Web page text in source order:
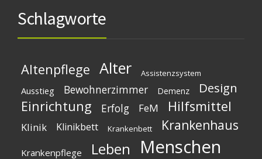
Schlagworte
Altenpflege Alter Assistenzsystem
Ausstieg Bewohnerzimmer Demenz Design
Einrichtung Erfolg FeM Hilfsmittel
Klinik Klinikbett Krankenbett Krankenhaus
Krankenpflege Leben Menschen